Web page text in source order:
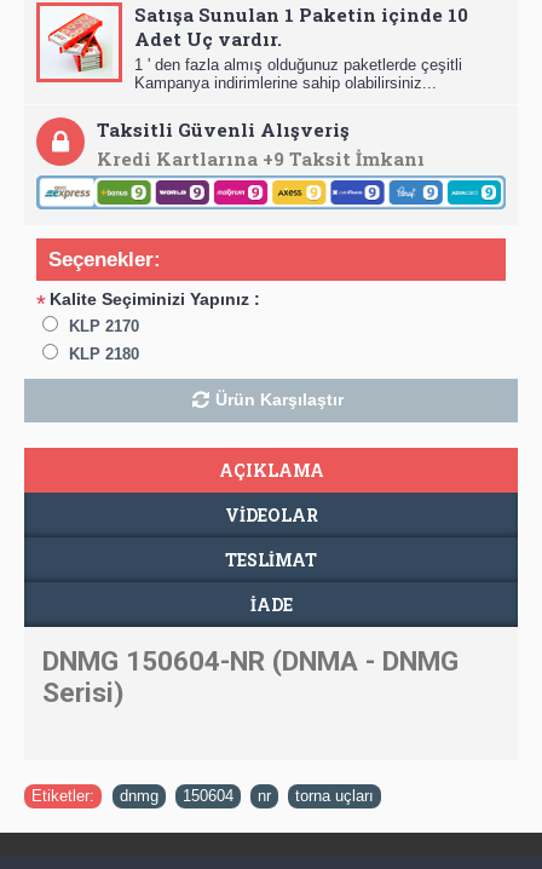
Satışa Sunulan 1 Paketin içinde 10
Adet Uç vardır.
1 ' den fazla almış olduğunuz paketlerde çeşitli
Kampanya indirimlerine sahip olabilirsiniz...
Taksitli Güvenli Alışveriş
Kredi Kartlarına +9 Taksit İmkanı
Seçenekler:
* Kalite Seçiminizi Yapınız :
KLP 2170
KLP 2180
Ürün Karşılaştır
AÇIKLAMA
VIDEOLAR
TESLIMAT
İADE
DNMG 150604-NR (DNMA - DNMG
Serisi)
Etiketler: dnmg 150604 nr torna uçları